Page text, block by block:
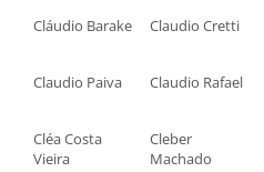
Cláudio Barake
Claudio Cretti
Claudio Paiva
Claudio Rafael
Cléa Costa
Vieira
Cleber
Machado